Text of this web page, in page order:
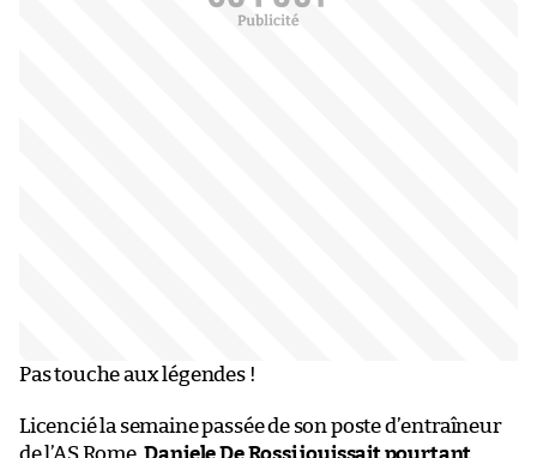
Pas touche aux légendes !
Licencié la semaine passée de son poste d’entraîneur
de l’AS Rome,Daniele De Rossi jouissait pourtant